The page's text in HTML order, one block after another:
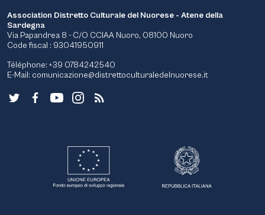
Association Distretto Culturale del Nuorese - Atene della
Sardegna
Via Papandrea 8 - C/O CCIAA Nuoro, 08100 Nuoro
Code fiscal : 93041950911
Téléphone: +39 0784242540
E-Mail: comunicazione@distrettoculturaledelnuorese.it